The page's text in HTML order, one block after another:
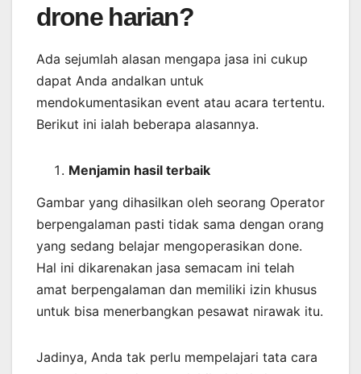
drone harian?
Ada sejumlah alasan mengapa jasa ini cukup
dapat Anda andalkan untuk
mendokumentasikan event atau acara tertentu.
Berikut ini ialah beberapa alasannya.
Menjamin hasil terbaik
Gambar yang dihasilkan oleh seorang Operator
berpengalaman pasti tidak sama dengan orang
yang sedang belajar mengoperasikan done.
Hal ini dikarenakan jasa semacam ini telah
amat berpengalaman dan memiliki izin khusus
untuk bisa menerbangkan pesawat nirawak itu.
Jadinya, Anda tak perlu mempelajari tata cara